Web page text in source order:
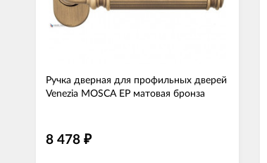
Ручка дверная для профильных дверей
Venezia MOSCA EP матовая бронза
8 478 ₽